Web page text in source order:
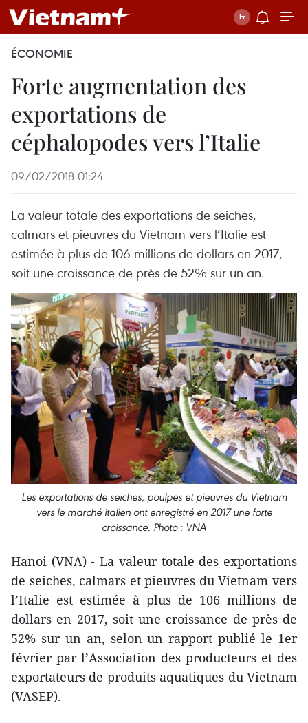
ÉCONOMIE
Forte augmentation des
exportations de
céphalopodes vers l’Italie
09/02/2018 01:24
La valeur totale des exportations de seiches,
calmars et pieuvres du Vietnam vers l’Italie est
estimée à plus de 106 millions de dollars en 2017,
soit une croissance de près de 52% sur un an.
Les exportations de seiches, poulpes et pieuvres du Vietnam
vers le marché italien ont enregistré en 2017 une forte
croissance. Photo : VNA
Hanoi (VNA) - La valeur totale des exportations
de seiches, calmars et pieuvres du Vietnam vers
l’Italie est estimée à plus de 106 millions de
dollars en 2017, soit une croissance de près de
52% sur un an, selon un rapport publié le 1er
février par l’Association des producteurs et des
exportateurs de produits aquatiques du Vietnam
(VASEP).